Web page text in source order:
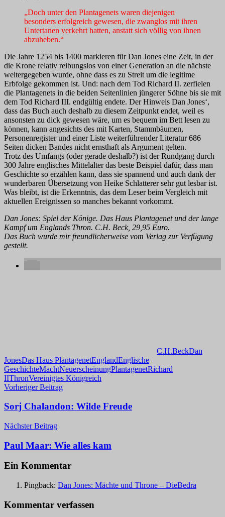
„Doch unter den Plantagenets waren diejenigen
besonders erfolgreich gewesen, die zwanglos mit ihren
Untertanen verkehrt hatten, anstatt sich völlig von ihnen
abzuheben.“
Die Jahre 1254 bis 1400 markieren für Dan Jones eine Zeit, in der
die Krone relativ reibungslos von einer Generation an die nächste
weitergegeben wurde, ohne dass es zu Streit um die legitime
Erbfolge gekommen ist. Und: nach dem Tod Richard II. zerfielen
die Plantagenets in die beiden Seitenlinien jüngerer Söhne bis sie mit
dem Tod Richard III. endgültig endete. Der Hinweis Dan Jones‘,
dass das Buch auch deshalb zu diesem Zeitpunkt endet, weil es
ansonsten zu dick gewesen wäre, um es bequem im Bett lesen zu
können, kann angesichts des mit Karten, Stammbäumen,
Personenregister und einer Liste weiterführender Literatur 686
Seiten dicken Bandes nicht ernsthaft als Argument gelten.
Trotz des Umfangs (oder gerade deshalb?) ist der Rundgang durch
300 Jahre englisches Mittelalter das beste Beispiel dafür, dass man
Geschichte so erzählen kann, dass sie spannend und auch dank der
wunderbaren Übersetzung von Heike Schlatterer sehr gut lesbar ist.
Was bleibt, ist die Erkenntnis, das dem Leser beim Vergleich mit
aktuellen Ereignissen so manches bekannt vorkommt.
Dan Jones: Spiel der Könige. Das Haus Plantagenet und der lange
Kampf um Englands Thron. C.H. Beck, 29,95 Euro.
Das Buch wurde mir freundlicherweise vom Verlag zur Verfügung
gestellt.
C.H.BeckDan
JonesDas Haus PlantagenetEnglandEnglische
GeschichteMachtNeuerscheinungPlantagenetRichard
IIThronVereinigtes Königreich
Beitragsnavigation
Vorheriger Beitrag
Sorj Chalandon: Wilde Freude
Nächster Beitrag
Paul Maar: Wie alles kam
Ein Kommentar
Pingback: Dan Jones: Mächte und Throne – DieBedra
Kommentar verfassen